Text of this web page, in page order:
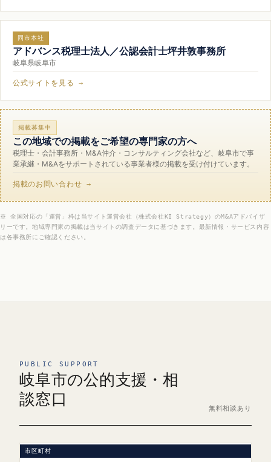
同市本社
アドバンス税理士法人／公認会計士坪井敦事務所
岐阜県岐阜市
公式サイトを見る →
掲載募集中
この地域での掲載をご希望の専門家の方へ
税理士・会計事務所・M&A仲介・コンサルティング会社など、岐阜市で事
業承継・M&Aをサポートされている事業者様の掲載を受け付けています。
掲載のお問い合わせ →
※ 全国対応の「運営」枠は当サイト運営会社（株式会社KI Strategy）のM&Aアドバイザ
リーです。地域専門家の掲載は当サイトの調査データに基づきます。最新情報・サービス内容
は各事務所にご確認ください。
PUBLIC SUPPORT
岐阜市の公的支援・相
談窓口
無料相談あり
市区町村